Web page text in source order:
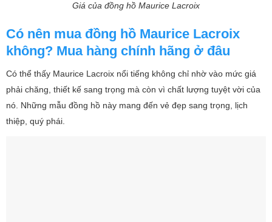
Giá của đồng hồ Maurice Lacroix
Có nên mua đồng hồ Maurice Lacroix
không? Mua hàng chính hãng ở đâu
Có thể thấy Maurice Lacroix nổi tiếng không chỉ nhờ vào mức giá
phải chăng, thiết kế sang trọng mà còn vì chất lượng tuyệt vời của
nó. Những mẫu đồng hồ này mang đến vẻ đẹp sang trọng, lịch
thiệp, quý phái.